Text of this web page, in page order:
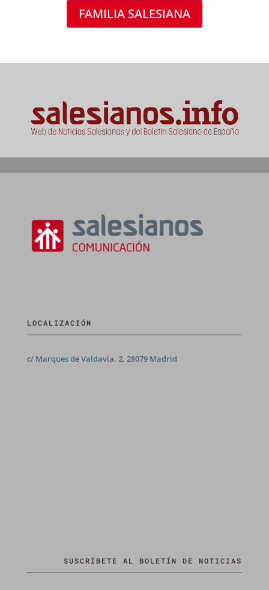
FAMILIA SALESIANA
LOCALIZACIÓN
c/ Marques de Valdavia, 2, 28079 Madrid
SUSCRÍBETE AL BOLETÍN DE NOTICIAS